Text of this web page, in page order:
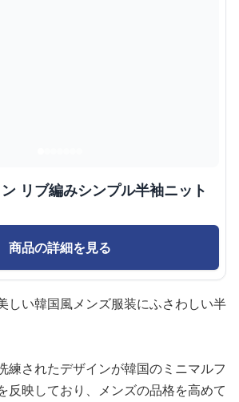
リブ編みシンプル半袖ニット
商品の詳細を見る
しい韓国風メンズ服装にふさわしい半
練されたデザインが韓国のミニマルフ
反映しており、メンズの品格を高めて